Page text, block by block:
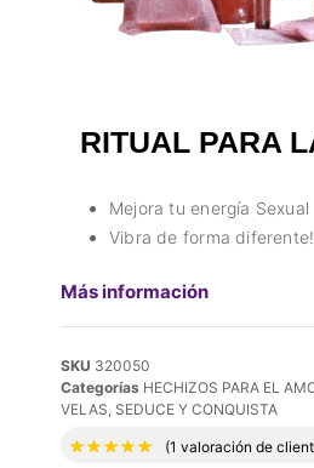
RITUAL PARA
Mejora tu energía Sexual
Vibra de forma diferente!
Más información
SKU 320050
Categorías HECHIZOS PARA EL
VELAS, SEDUCE Y CONQUISTA
Valorado con
(1 valoración de